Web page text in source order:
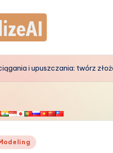
i upuszczania: twórz